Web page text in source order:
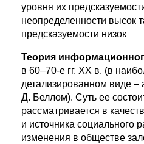
уровня их
неопределенности высок
предсказуемости низок
Теория
в 60–70-е гг. XX в. (в
детализированном виде –
Д. Беллом). Суть ее
рассматривается в
и источника социального
изменения в обществе